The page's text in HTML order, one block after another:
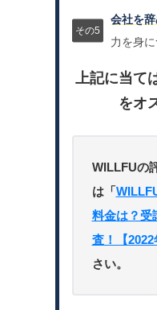
会社を辞
力を身
上記に当て
をオ
WILLFUの
は「
料金は？受
査！【2022
さい。